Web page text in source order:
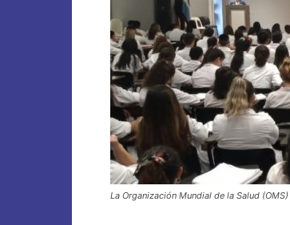
La Organización Mundial de la Salud